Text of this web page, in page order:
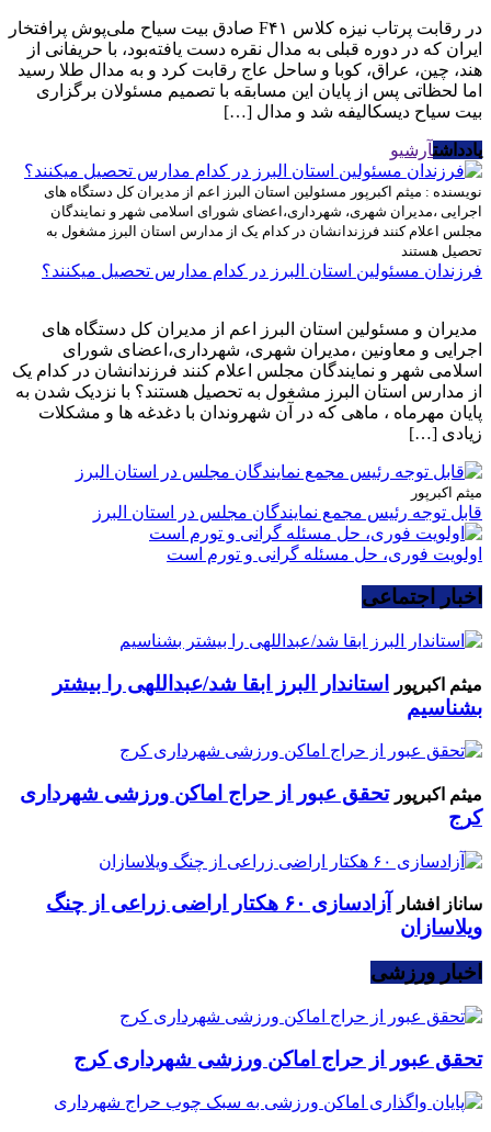
در رقابت پرتاب نیزه کلاس F۴۱ صادق بیت سیاح ملی‌پوش پرافتخار
ایران که در دوره قبلی به مدال نقره دست یافته‌بود، با حریفانی از
هند، چین، عراق، کوبا و ساحل عاج رقابت کرد و به مدال طلا رسید
اما لحظاتی پس از پایان این مسابقه با تصمیم مسئولان برگزاری
بیت سیاح دیسکالیفه شد و مدال […]
یادداشتآرشیو
نویسنده : میثم اکبرپور مسئولین استان البرز اعم از مدیران کل دستگاه های
اجرایی ،مدیران شهری، شهرداری،اعضای شورای اسلامی شهر و نمایندگان
مجلس اعلام کنند فرزندانشان در کدام یک از مدارس استان البرز مشغول به
تحصیل هستند
فرزندان مسئولین استان البرز در کدام مدارس تحصیل میکنند؟
مدیران و مسئولین استان البرز اعم از مدیران کل دستگاه های
اجرایی و معاونین ،مدیران شهری، شهرداری،اعضای شورای
اسلامی شهر و نمایندگان مجلس اعلام کنند فرزندانشان در کدام یک
از مدارس استان البرز مشغول به تحصیل هستند؟ با نزدیک شدن به
پایان مهرماه ، ماهی که در آن شهروندان با دغدغه ها و مشکلات
زیادی […]
میثم اکبرپور
قابل توجه رئیس مجمع نمایندگان مجلس در استان البرز
اولویت فوری، حل مسئله گرانی و تورم است
اخبار اجتماعی
میثم اکبرپور
استاندار البرز ابقا شد/عبداللهی را بیشتر
بشناسیم
میثم اکبرپور تحقق عبور از حراج اماکن ورزشی شهرداری
کرج
ساناز افشار
آزادسازی ۶۰ هکتار اراضی زراعی از چنگ
ویلاسازان
اخبار ورزشی
تحقق عبور از حراج اماکن ورزشی شهرداری کرج